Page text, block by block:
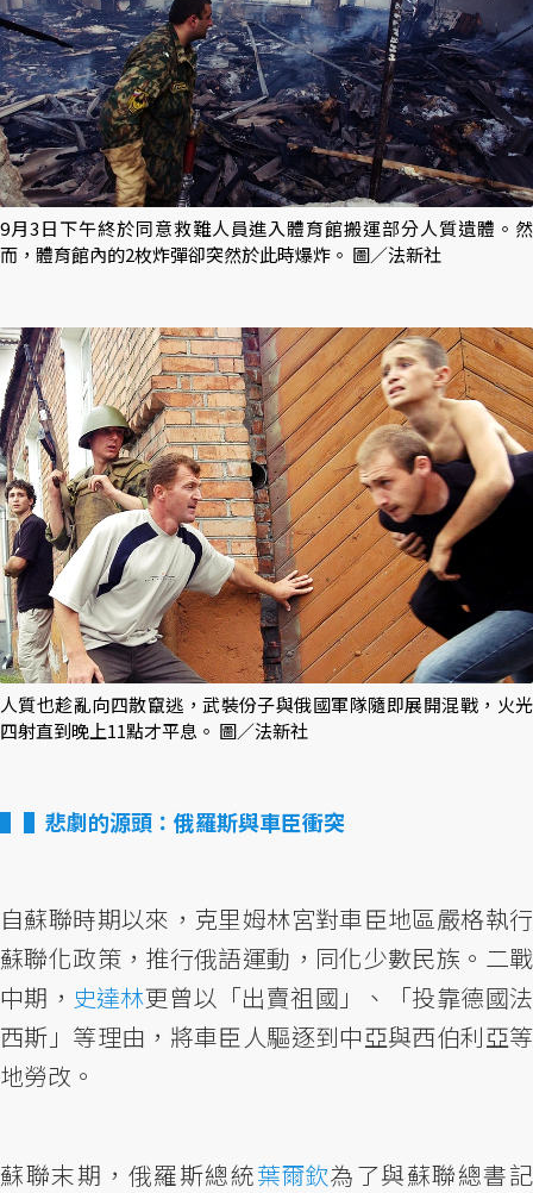
9月3日下午終於同意救難人員進入體育館搬運部分人質遺體。然
而，體育館內的2枚炸彈卻突然於此時爆炸。 圖／法新社
人質也趁亂向四散竄逃，武裝份子與俄國軍隊隨即展開混戰，火光
四射直到晚上11點才平息。 圖／法新社
▌悲劇的源頭：俄羅斯與車臣衝突
自蘇聯時期以來，克里姆林宮對車臣地區嚴格執行
蘇聯化政策，推行俄語運動，同化少數民族。二戰
中期， 史達林更曾以「出賣祖國」、「投靠德國法
西斯」等理由，將車臣人驅逐到中亞與西伯利亞等
地勞改。
蘇聯末期，俄羅斯總統葉爾欽為了與蘇聯總書記